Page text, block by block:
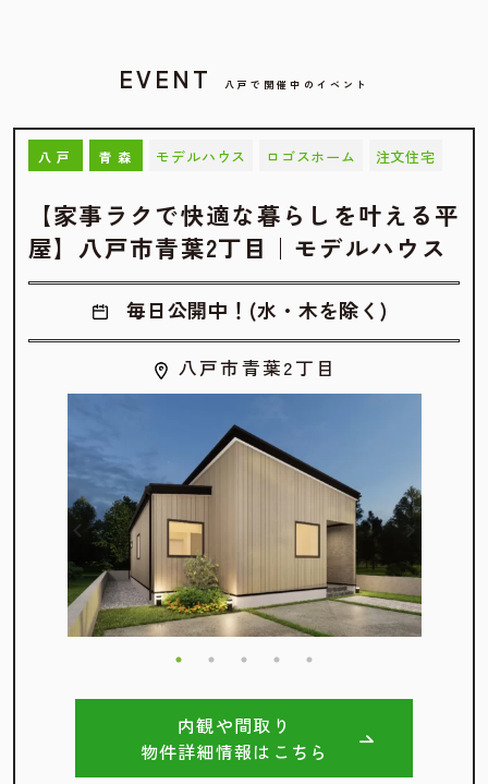
EVENT 八戸で開催中のイベント
八戸 青森 モデルハウス ロゴスホーム 注文住宅
【家事ラクで快適な暮らしを叶える平
屋】八戸市青葉2丁目｜モデルハウス
毎日公開中！(水・木を除く)
八戸市青葉2丁目
内観や間取り
物件詳細情報はこちら